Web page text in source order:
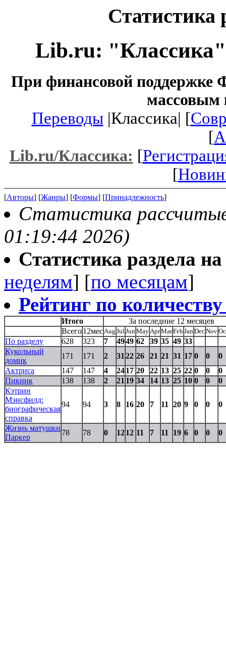
Статистика
Lib.ru:
При финансовой поддержке
массовым
Переводы|Классика| [
[
Lib.ru/Классика: [
[
[Авторы] [Жанры] [Формы] [Принадлежность]
Статистика
01:19:44 2026)
Статистика раздела
неделям] [по месяцам]
Рейтинг по
Итого
За последние 12 месяцев
Всего12мес Aug Jul Jun May AprMarFeb Jan DecNov
По разделу 628 323 7 4949 62 39 35 49 33
Кукольный
домик
171 171 2 31 22 26 21 21 31 17 0 0
0
Актриса
147 147 4 2417 20 22 13 25 22 0 0
0
Пикник
138 138 2 21 19 34 14 13 25 10 0 0
0
Кэтрин
Мэнсфилд:
биографическая
справка
94 94 3 8 16 20 7 11 20 9 0 0 0
Жизнь матушки
Паркер
78 78 0 1212 11 7 11 19 6 0 0 0